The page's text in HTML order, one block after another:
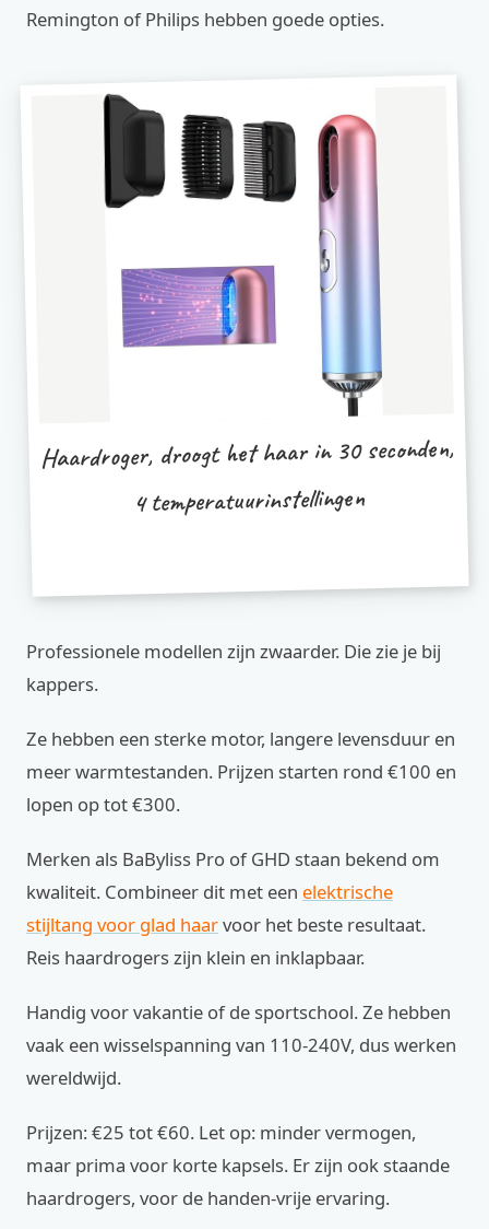
Remington of Philips hebben goede opties.
Haardroger, droogt het haar in 30 seconden,
4 temperatuurinstellingen
Professionele modellen zijn zwaarder. Die zie je bij
kappers.
Ze hebben een sterke motor, langere levensduur en
meer warmtestanden. Prijzen starten rond €100 en
lopen op tot €300.
Merken als BaByliss Pro of GHD staan bekend om
kwaliteit. Combineer dit met een elektrische
stijltang voor glad haarvoor het beste resultaat.
Reis haardrogers zijn klein en inklapbaar.
Handig voor vakantie of de sportschool. Ze hebben
vaak een wisselspanning van 110-240V, dus werken
wereldwijd.
Prijzen: €25 tot €60. Let op: minder vermogen,
maar prima voor korte kapsels. Er zijn ook staande
haardrogers, voor de handen-vrije ervaring.